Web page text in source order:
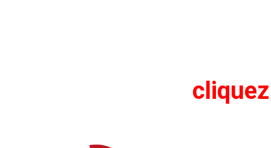
cliquez